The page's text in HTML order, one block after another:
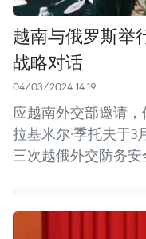
越南与俄罗斯举
战略对话
04/03/2024 14:19
应越南外交部邀请
拉基米尔·季托夫于
三次越俄外交防务安